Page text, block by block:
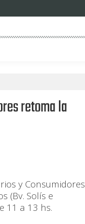
retoma la
y Consumidores
(Bv. Solís e
11 a 13 hs.